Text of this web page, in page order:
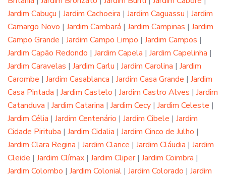
Jardim Cabuçu | Jardim Cachoeira | Jardim Caguassu | Jardim
Camargo Novo | Jardim Cambará | Jardim Campinas | Jardim
Campo Grande | Jardim Campo Limpo | Jardim Campos |
Jardim Capão Redondo | Jardim Capela | Jardim Capelinha |
Jardim Caravelas | Jardim Carlu | Jardim Carolina | Jardim
Carombe | Jardim Casablanca | Jardim Casa Grande | Jardim
Casa Pintada | Jardim Castelo | Jardim Castro Alves | Jardim
Catanduva | Jardim Catarina | Jardim Cecy | Jardim Celeste |
Jardim Célia | Jardim Centenário | Jardim Cibele | Jardim
Cidade Pirituba | Jardim Cidalia | Jardim Cinco de Julho |
Jardim Clara Regina | Jardim Clarice | Jardim Cláudia | Jardim
Cleide | Jardim Clímax | Jardim Cliper| Jardim Coimbra |
Jardim Colombo | Jardim Colonial | Jardim Colorado | Jardim